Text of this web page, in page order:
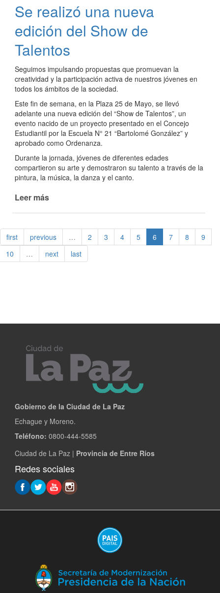
Mateada
Recreativa
Se realizó una nueva
edición del Show de
Talentos
Seguimos impulsando propuestas que promuevan la
creatividad y la participación activa de nuestros jóvenes en
todos los ámbitos de la sociedad.
Este fin de semana, en la Plaza 25 de Mayo, se llevó
adelante una nueva edición del “Show de Talentos”, un
evento nacido de un proyecto presentado en el Concejo
Estudiantil por la Escuela N° 21 “Bartolomé González” y
aprobado como Ordenanza.
Durante la jornada, jóvenes de diferentes edades
compartieron su arte y demostraron su talento a través de la
pintura, la música, la danza y el canto.
Leer más
una
nueva
edición
del
first previous … 2 3 4 5 6 7 8
9
10
… next last
Gobierno de la Ciudad de La Paz
Echague y Moreno.
Teléfono: 0800-444-5585
Ciudad de La Paz | Provincia de Entre Ríos
Redes sociales